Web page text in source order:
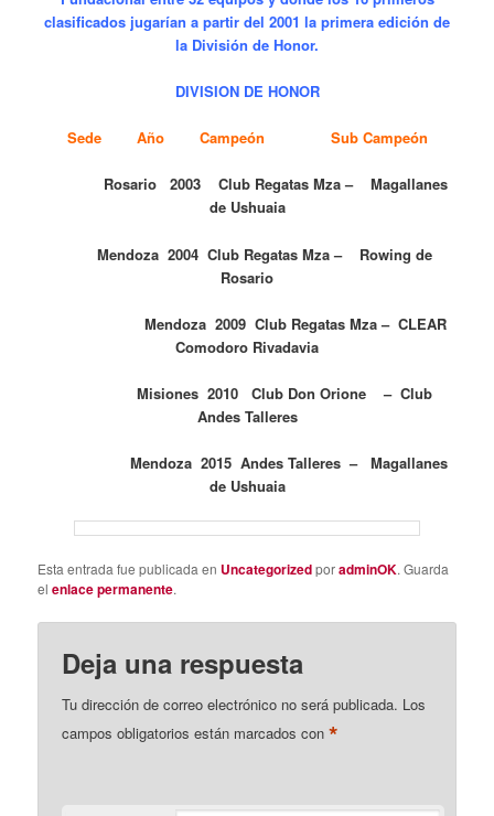
clasificados jugarían a partir del 2001 la primera edición de
la División de Honor.
DIVISION DE HONOR
Sede Año Campeón Sub Campeón
Rosario 2003 Club Regatas Mza – Magallanes
de Ushuaia
Mendoza 2004 Club Regatas Mza – Rowing de
Rosario
Mendoza 2009 Club Regatas Mza – CLEAR
Comodoro Rivadavia
Misiones 2010 Club Don Orione – Club
Andes Talleres
Mendoza 2015 Andes Talleres – Magallanes
de Ushuaia
Esta entrada fue publicada en UncategorizedporadminOK. Guarda
elenlace permanente.
Deja una respuesta
Tu dirección de correo electrónico no será publicada. Los
campos obligatorios están marcados con*